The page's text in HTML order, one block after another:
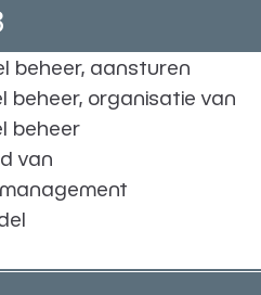
beheer, aansturen
beheer, organisatie van
beheer
van